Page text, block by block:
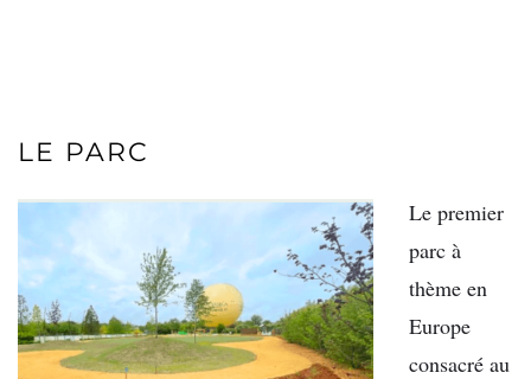
LE PARC
Le premier
parc à
thème en
Europe
consacré au